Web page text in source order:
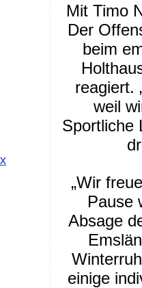
Mit Timo
Der
beim
reagiert.
weil
Sportliche
„Wir
Pause
Absage
einige